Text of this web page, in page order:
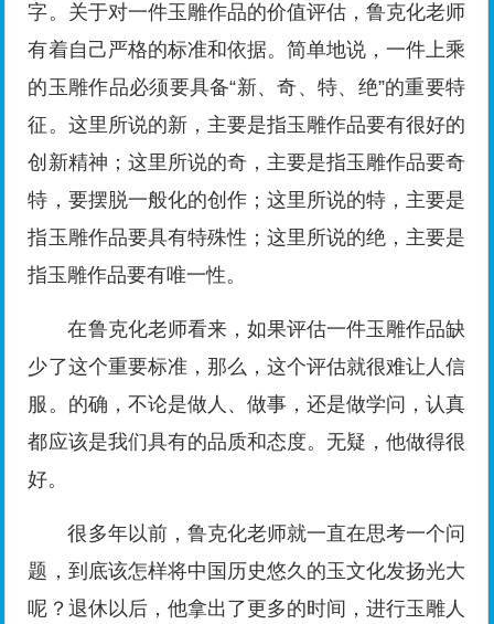
字。关于对一件玉雕作品的价值评估，鲁克化老师
有着自己严格的标准和依据。简单地说，一件上乘
的玉雕作品必须要具备“新、奇、特、绝”的重要特
征。这里所说的新，主要是指玉雕作品要有很好的
创新精神；这里所说的奇，主要是指玉雕作品要奇
特，要摆脱一般化的创作；这里所说的特，主要是
指玉雕作品要具有特殊性；这里所说的绝，主要是
指玉雕作品要有唯一性。
在鲁克化老师看来，如果评估一件玉雕作品缺
少了这个重要标准，那么，这个评估就很难让人信
服。的确，不论是做人、做事，还是做学问，认真
都应该是我们具有的品质和态度。无疑，他做得很
好。
很多年以前，鲁克化老师就一直在思考一个问
题，到底该怎样将中国历史悠久的玉文化发扬光大
呢？退休以后，他拿出了更多的时间，进行玉雕人